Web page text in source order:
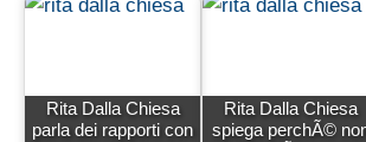
Rita Dalla Chiesa
parla dei rapporti con
Rita Dalla Chiesa
spiega perchÃ©